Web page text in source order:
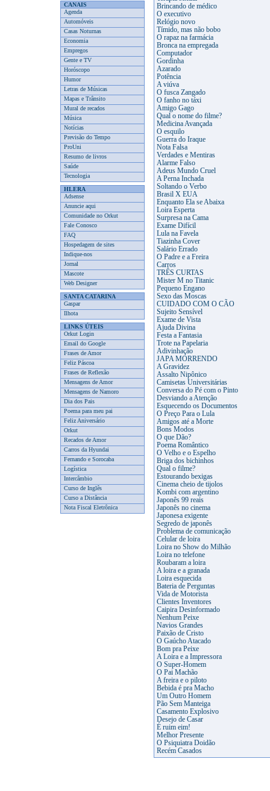
CANAIS
Agenda
Automóveis
Casas Noturnas
Economia
Empregos
Gente e TV
Horóscopo
Humor
Letras de Músicas
Mapas e Trânsito
Mural de recados
Música
Notícias
Previsão do Tempo
ProUni
Resumo de livros
Saúde
Tecnologia
HLERA
Adsense
Anuncie aqui
Comunidade no Orkut
Fale Conosco
FAQ
Hospedagem de sites
Indique-nos
Jornal
Mascote
Web Designer
SANTA CATARINA
Gaspar
Ilhota
LINKS ÚTEIS
Orkut Login
Email do Google
Frases de Amor
Feliz Páscoa
Frases de Reflexão
Mensagens de Amor
Mensagens de Namoro
Dia dos Pais
Poema para meu pai
Feliz Aniversário
Orkut
Recados de Amor
Carros da Hyundai
Fernando e Sorocaba
Logística
Intercâmbio
Curso de Inglês
Curso a Distância
Nota Fiscal Eletrônica
Brincando de médico
O executivo
Relógio novo
Tímido, mas não bobo
O rapaz na farmácia
Bronca na empregada
Computador
Gordinha
Azarado
Potência
A viúva
O fusca Zangado
O fanho no táxi
Amigo Gago
Qual o nome do filme?
Medicina Avançada
O esquilo
Guerra do Iraque
Nota Falsa
Verdades e Mentiras
Alarme Falso
Adeus Mundo Cruel
A Perna Inchada
Soltando o Verbo
Brasil X EUA
Enquanto Ela se Abaixa
Loira Esperta
Surpresa na Cama
Exame Difícil
Lula na Favela
Tiazinha Cover
Salário Errado
O Padre e a Freira
Carros
TRÊS CURTAS
Mister M no Titanic
Pequeno Engano
Sexo das Moscas
CUIDADO COM O CÃO
Sujeito Sensível
Exame de Vista
Ajuda Divina
Festa a Fantasia
Trote na Papelaria
Adivinhação
JAPA MORRENDO
A Gravidez
Assalto Nipônico
Camisetas Universitárias
Conversa do Pé com o Pinto
Desviando a Atenção
Esquecendo os Documentos
O Preço Para o Lula
Amigos até a Morte
Bons Modos
O que Dão?
Poema Romântico
O Velho e o Espelho
Briga dos bichinhos
Qual o filme?
Estourando bexigas
Cinema cheio de tijolos
Kombi com argentino
Japonês 99 reais
Japonês no cinema
Japonesa exigente
Segredo de japonês
Problema de comunicação
Celular de loira
Loira no Show do Milhão
Loira no telefone
Roubaram a loira
A loira e a granada
Loira esquecida
Bateria de Perguntas
Vida de Motorista
Clientes Inventores
Caipira Desinformado
Nenhum Peixe
Navios Grandes
Paixão de Cristo
O Gaúcho Atacado
Bom pra Peixe
A Loira e a Impressora
O Super-Homem
O Pai Machão
A freira e o piloto
Bebida é pra Macho
Um Outro Homem
Pão Sem Manteiga
Casamento Explosivo
Desejo de Casar
É ruim eim!
Melhor Presente
O Psiquiatra Doidão
Recém Casados